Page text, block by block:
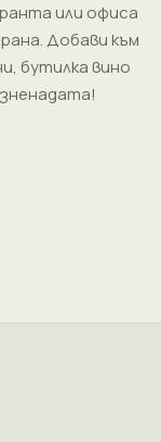
или офиса
Добави към
бутилка вино